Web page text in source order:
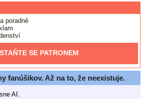
poradně
STAŇTE SE PATRONEM
fanúšikov. Až na to, že neexistuje.
AI.